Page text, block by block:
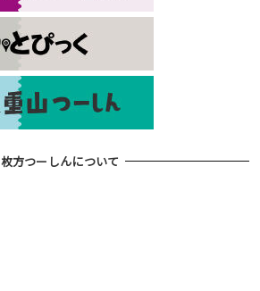
枚方つーしんについて